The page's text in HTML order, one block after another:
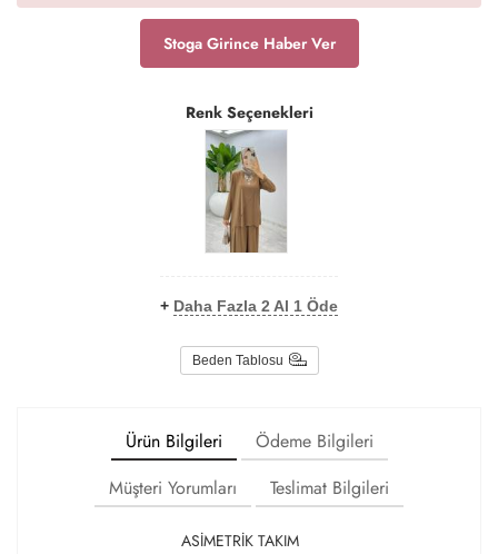
Stoga Girince Haber Ver
Renk Seçenekleri
+ Daha Fazla 2 Al 1 Öde
Beden Tablosu
Ürün Bilgileri
Ödeme Bilgileri
Müşteri Yorumları
Teslimat Bilgileri
ASİMETRİK TAKIM